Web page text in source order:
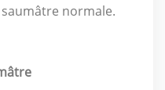
normale.